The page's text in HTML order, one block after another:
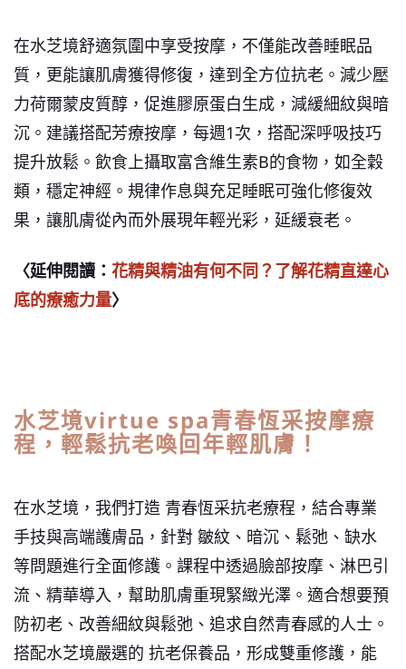
在水芝境舒適氛圍中享受按摩，不僅能改善睡眠品
質，更能讓肌膚獲得修復，達到全方位抗老。 減少壓
力荷爾蒙皮質醇，促進膠原蛋白生成，減緩細紋與暗
沉。建議搭配芳療按摩，每週1次，搭配深呼吸技巧
提升放鬆。飲食上攝取富含維生素B的食物，如全穀
類，穩定神經。規律作息與充足睡眠可強化修復效
果，讓肌膚從內而外展現年輕光彩，延緩衰老。
〈延伸閱讀： 花精與精油有何不同？了解花精直達心
底的療癒力量〉
水芝境virtue spa青春恆采按摩療
程，輕鬆抗老喚回年輕肌膚！
在水芝境，我們打造 青春恆采抗老療程，結合專業
手技與高端護膚品，針對 皺紋、暗沉、鬆弛、缺水
等問題進行全面修護。課程中透過臉部按摩、淋巴引
流、精華導入，幫助肌膚重現緊緻光澤。適合想要預
防初老、改善細紋與鬆弛、追求自然青春感的人士。
搭配水芝境嚴選的 抗老保養品，形成雙重修護，能